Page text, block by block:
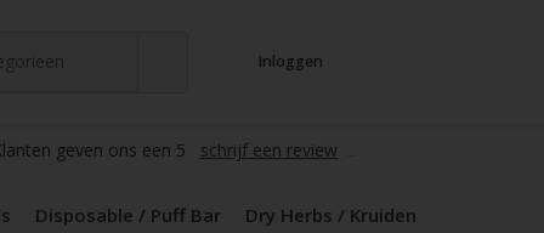
Inloggen
geven ons een 5 schrijf een review
Disposable / Puff Bar Dry Herbs / Kruiden